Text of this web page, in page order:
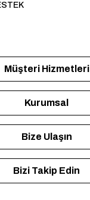
Müşteri Hizmetleri
Kurumsal
Bize Ulaşın
Bizi Takip Edin